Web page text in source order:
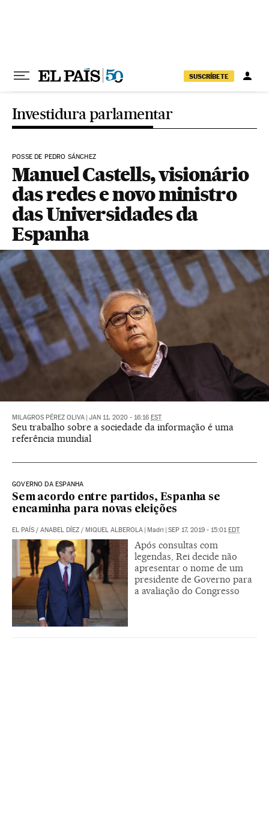
SUSCRÍBETE
Investidura parlamentar
POSSE DE PEDRO SÁNCHEZ
Manuel Castells, visionário
das redes e novo ministro
das Universidades da
Espanha
MILAGROS PÉREZ OLIVA JAN 11, 2020 - 16:16 EST
Seu trabalho sobre a sociedade da informação é uma
referência mundial
GOVERNO DA ESPANHA
Sem acordo entre partidos, Espanha se
encaminha para novas eleições
EL PAÍS / ANABEL DÍEZ / MIQUEL ALBEROLA Madri SEP 17, 2019 - 15:01 EDT
Após consultas com
legendas, Rei decide não
apresentar o nome de um
presidente de Governo para
a avaliação do Congresso